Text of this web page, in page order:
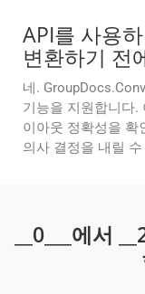
API를 사용
변환하기 전
네.
기능을 지원합니다.
이아웃 정확성을 확
의사 결정을 내릴
__0___에서